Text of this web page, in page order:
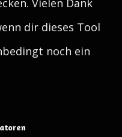
Vielen Dank
dir dieses Tool
noch ein